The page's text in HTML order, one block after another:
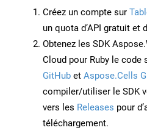
Créez un compte sur
un quota d’API gratuit et
Obtenez les SDK
Cloud pour Ruby le code
GitHub et Aspose.Cells
compiler/utiliser le SDK
vers les Releases pour
téléchargement.